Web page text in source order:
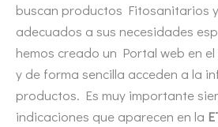
buscan productos Fitosanitarios
adecuados a sus necesidades
hemos creado un Portal web en
y de forma sencilla acceden a la
productos. Es muy importante
indicaciones que aparecen en la